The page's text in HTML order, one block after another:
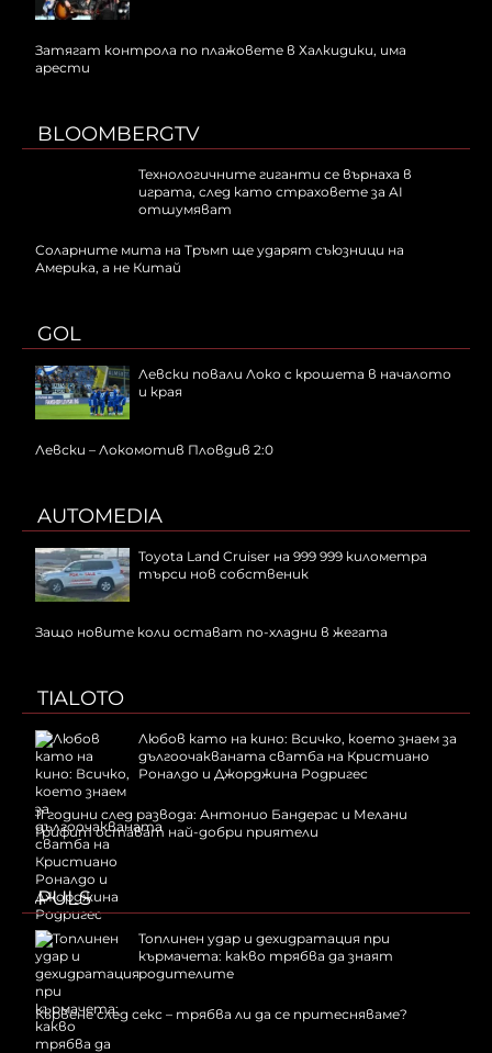
Затягат контрола по плажовете в Халкидики, има
арести
BLOOMBERGTV
Технологичните гиганти се върнаха в
играта, след като страховете за AI
отшумяват
Соларните мита на Тръмп ще ударят съюзници на
Америка, а не Китай
GOL
Левски повали Локо с крошета в началото
и края
Левски – Локомотив Пловдив 2:0
AUTOMEDIA
Toyota Land Cruiser на 999 999 километра
търси нов собственик
Защо новите коли остават по-хладни в жегата
TIALOTO
Любов като на кино: Всичко, което знаем за
дългоочакваната сватба на Кристиано
Роналдо и Джорджина Родригес
11 години след развода: Антонио Бандерас и Мелани
Грифит остават най-добри приятели
PULS
Топлинен удар и дехидратация при
кърмачета: какво трябва да знаят
родителите
Кървене след секс – трябва ли да се притесняваме?